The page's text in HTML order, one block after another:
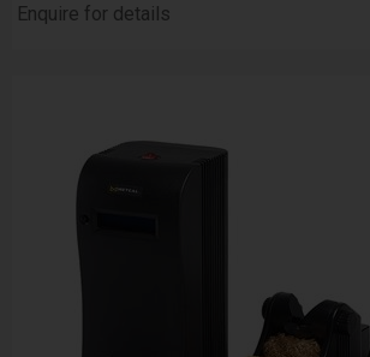
Enquire for details